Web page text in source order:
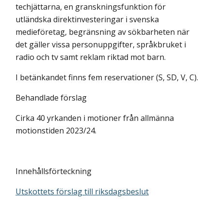
techjättarna, en granskningsfunktion för
utländska direktinvesteringar i svenska
medieföretag, begränsning av sökbarheten när
det gäller vissa personuppgifter, språkbruket i
radio och tv samt reklam riktad mot barn.
I betänkandet finns fem reservationer (S, SD, V, C).
Behandlade förslag
Cirka 40 yrkanden i motioner från allmänna
motionstiden 2023/24.
Innehållsförteckning
Utskottets förslag till riksdagsbeslut